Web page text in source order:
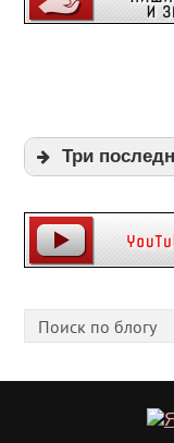
Три
Playpayouts
Cfgliberty